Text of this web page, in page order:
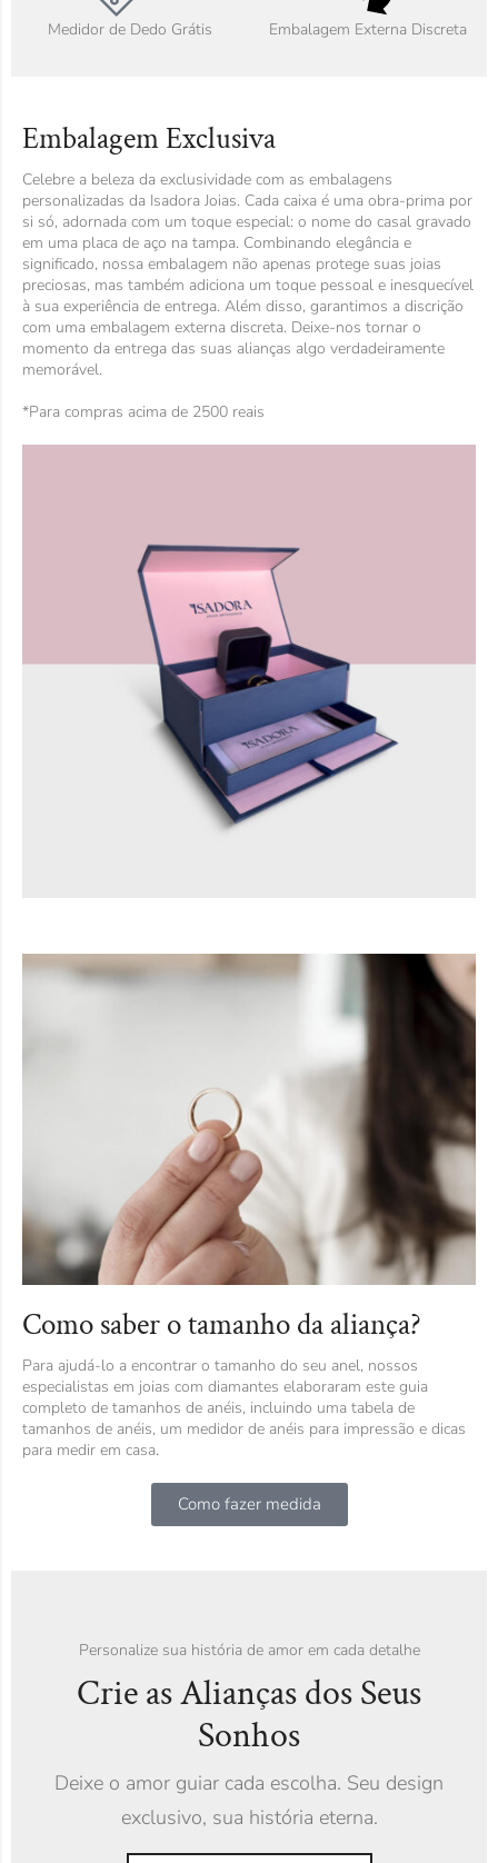
Medidor de Dedo Grátis Embalagem Externa Discreta
Embalagem Exclusiva
Celebre a beleza da exclusividade com as embalagens
personalizadas da Isadora Joias. Cada caixa é uma obra-prima por
si só, adornada com um toque especial: o nome do casal gravado
em uma placa de aço na tampa. Combinando elegância e
significado, nossa embalagem não apenas protege suas joias
preciosas, mas também adiciona um toque pessoal e inesquecível
à sua experiência de entrega. Além disso, garantimos a discrição
com uma embalagem externa discreta. Deixe-nos tornar o
momento da entrega das suas alianças algo verdadeiramente
memorável.
*Para compras acima de 2500 reais
Como saber o tamanho da aliança?
Para ajudá-lo a encontrar o tamanho do seu anel, nossos
especialistas em joias com diamantes elaboraram este guia
completo de tamanhos de anéis, incluindo uma tabela de
tamanhos de anéis, um medidor de anéis para impressão e dicas
para medir em casa.
Como fazer medida
Personalize sua história de amor em cada detalhe
Crie as Alianças dos Seus
Sonhos
Deixe o amor guiar cada escolha. Seu design
exclusivo, sua história eterna.